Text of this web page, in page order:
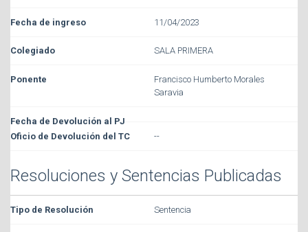
11/04/2023
SALA PRIMERA
Francisco Humberto Morales
Saravia
--
Resoluciones y Sentencias Publicadas
Sentencia